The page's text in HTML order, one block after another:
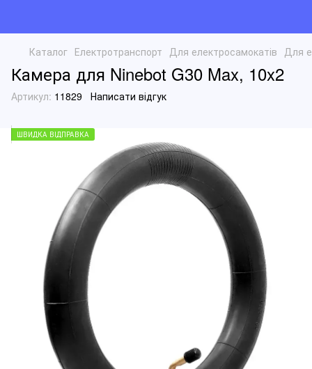
Каталог Електротранспорт Для електросамокатів Для
Камера для Ninebot G30 Max, 10x2
Артикул: 11829 Написати відгук
ШВИДКА ВІДПРАВКА